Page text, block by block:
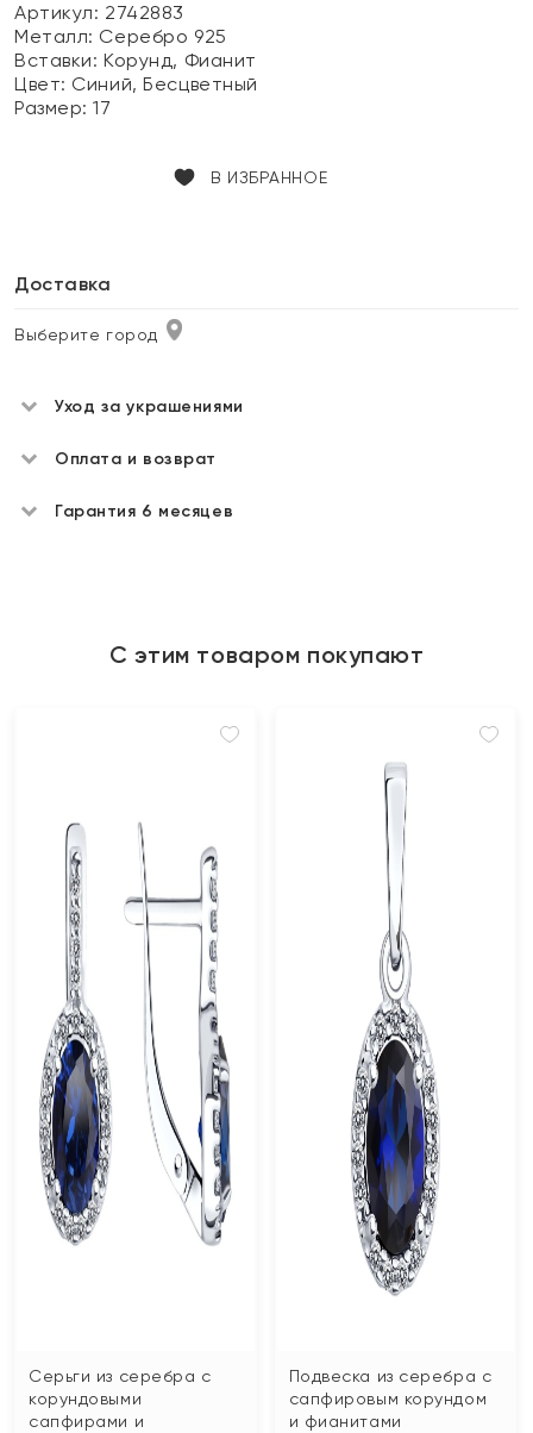
Артикул: 2742883
Металл: Серебро 925
Вставки:Корунд, Фианит
Цвет: Синий, Бесцветный
Размер:17
В ИЗБРАННОЕ
Доставка
Выберите город
Уход за украшениями
Оплата и возврат
Гарантия 6 месяцев
С этим товаром покупают
Серьги из серебра с
корундовыми
сапфирами и
Подвеска из серебра с
сапфировым корундом
и фианитами